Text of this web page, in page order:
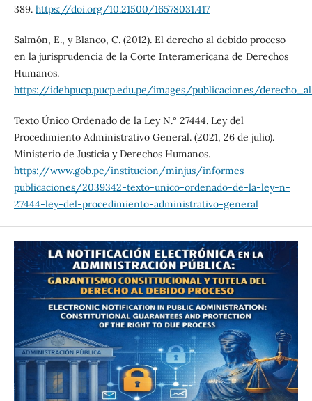
389. https://doi.org/10.21500/16578031.417
Salmón, E., y Blanco, C. (2012). El derecho al debido proceso
en la jurisprudencia de la Corte Interamericana de Derechos
Humanos.
https://idehpucp.pucp.edu.pe/images/publicaciones/
Texto Único Ordenado de la Ley N.° 27444. Ley del
Procedimiento Administrativo General. (2021, 26 de julio).
Ministerio de Justicia y Derechos Humanos.
https://www.gob.pe/institucion/minjus/informes-
publicaciones/2039342-texto-unico-ordenado-de-la-ley-n-
27444-ley-del-procedimiento-administrativo-general